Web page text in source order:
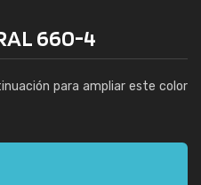
660-4
para ampliar este color